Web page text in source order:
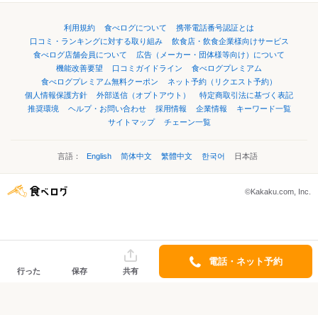
利用規約 食べログについて
携帯電話番号認証とは
口コミ・ランキングに対する取り組み
飲食店・飲食企業様向けサービス
食べログ店舗会員について
広告（メーカー・団体様等向け）について
機能改善要望
口コミガイドライン
食べログプレミアム
食べログプレミアム無料クーポン
ネット予約（リクエスト予約）
個人情報保護方針
外部送信（オプトアウト）
特定商取引法に基づく表記
推奨環境
ヘルプ・お問い合わせ 採用情報 企業情報
キーワード一覧
サイトマップ
チェーン一覧
言語： English 简体中文 繁體中文 한국어 日本語
©Kakaku.com, Inc.
行った 保存 共有
電話・ネット予約